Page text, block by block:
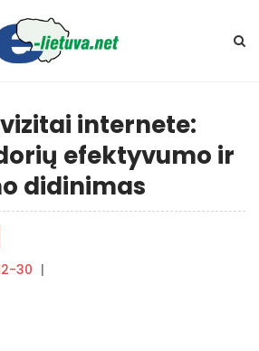
internete:
efektyvumo ir
didinimas
30 |